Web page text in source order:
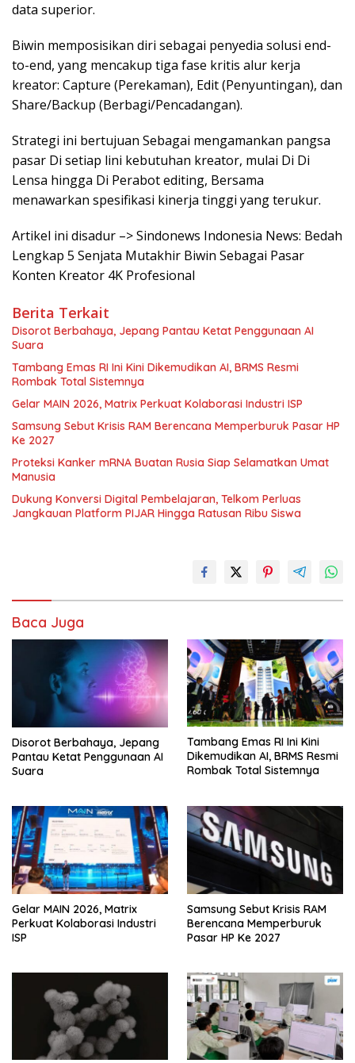
data superior.
Biwin memposisikan diri sebagai penyedia solusi end-
to-end, yang mencakup tiga fase kritis alur kerja
kreator: Capture (Perekaman), Edit (Penyuntingan), dan
Share/Backup (Berbagi/Pencadangan).
Strategi ini bertujuan Sebagai mengamankan pangsa
pasar Di setiap lini kebutuhan kreator, mulai Di Di
Lensa hingga Di Perabot editing, Bersama
menawarkan spesifikasi kinerja tinggi yang terukur.
Artikel ini disadur –> Sindonews Indonesia News: Bedah
Lengkap 5 Senjata Mutakhir Biwin Sebagai Pasar
Konten Kreator 4K Profesional
Berita Terkait
Disorot Berbahaya, Jepang Pantau Ketat Penggunaan AI
Suara
Tambang Emas RI Ini Kini Dikemudikan AI, BRMS Resmi
Rombak Total Sistemnya
Gelar MAIN 2026, Matrix Perkuat Kolaborasi Industri ISP
Samsung Sebut Krisis RAM Berencana Memperburuk Pasar HP
Ke 2027
Proteksi Kanker mRNA Buatan Rusia Siap Selamatkan Umat
Manusia
Dukung Konversi Digital Pembelajaran, Telkom Perluas
Jangkauan Platform PIJAR Hingga Ratusan Ribu Siswa
Baca Juga
Disorot Berbahaya, Jepang
Pantau Ketat Penggunaan AI
Suara
Tambang Emas RI Ini Kini
Dikemudikan AI, BRMS Resmi
Rombak Total Sistemnya
Gelar MAIN 2026, Matrix
Perkuat Kolaborasi Industri
ISP
Samsung Sebut Krisis RAM
Berencana Memperburuk
Pasar HP Ke 2027